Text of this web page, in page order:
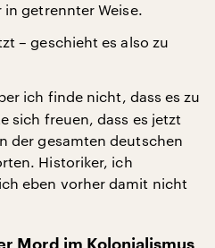
getrennter Weise.
– geschieht es also zu
ich finde nicht, dass es zu
sich freuen, dass es jetzt
der gesamten deutschen
Historiker, ich
eben vorher damit nicht
Mord im Kolonialismus